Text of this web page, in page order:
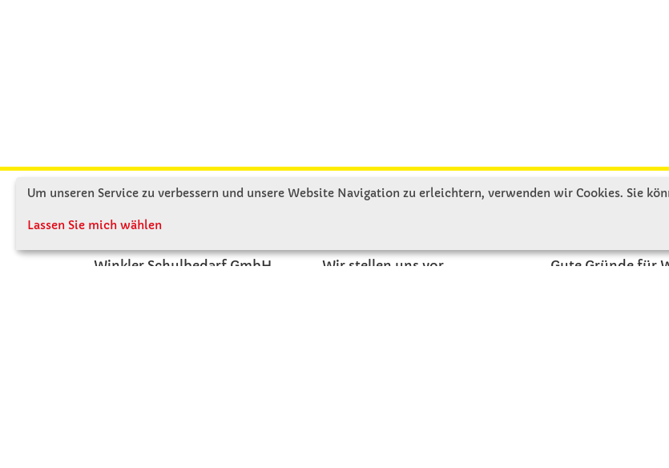
KONTAKT
Winkler Schulbedarf GmbH
Wir stellen uns vor
Gute Gründe für
Um unseren Service zu verbessern und unsere Website Navigation zu erleichtern, verwenden wir Cookies. Sie
Lassen Sie mich wählen